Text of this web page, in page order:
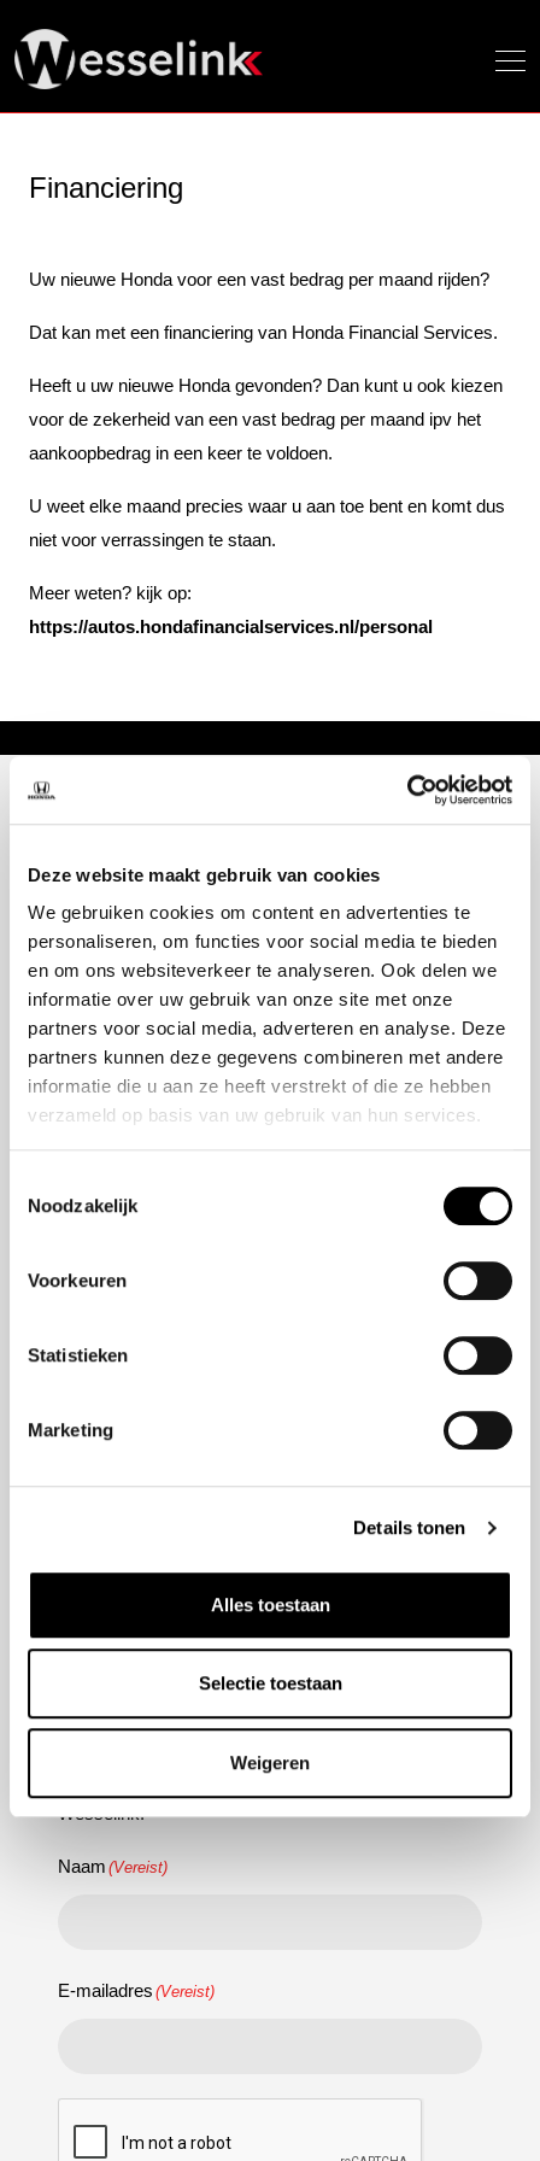
Deze website maakt gebruik van cookies
We gebruiken cookies om content en advertenties te
personaliseren, om functies voor social media te bieden
en om ons websiteverkeer te analyseren. Ook delen we
informatie over uw gebruik van onze site met onze
partners voor social media, adverteren en analyse. Deze
partners kunnen deze gegevens combineren met andere
informatie die u aan ze heeft verstrekt of die ze hebben
verzameld op basis van uw gebruik van hun services.
Noodzakelijk
Voorkeuren
Statistieken
Marketing
Details tonen
Alles toestaan
Selectie toestaan
Weigeren
Financiering
Uw nieuwe Honda voor een vast bedrag per maand rijden?
Dat kan met een financiering van Honda Financial Services.
Heeft u uw nieuwe Honda gevonden? Dan kunt u ook kiezen
voor de zekerheid van een vast bedrag per maand ipv het
aankoopbedrag in een keer te voldoen.
U weet elke maand precies waar u aan toe bent en komt dus
niet voor verrassingen te staan.
Meer weten? kijk op:
https://autos.hondafinancialservices.nl/personal
Over ons
Over ons
Onze historie
Onze mensen
Modellen
e:Ny1
ZR-V e:HEV
Aanbod
hoogte van de laatste ontwikkelingen binnen Honda
Wesselink.
Naam (Vereist)
E-mailadres (Vereist)